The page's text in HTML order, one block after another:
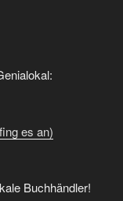
es an)
Buchhändler!